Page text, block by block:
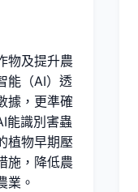
物及提升農
能（AI）透
據，更準確
能識別害蟲
植物早期壓
施，降低農
業。